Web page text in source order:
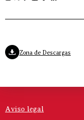
Zona de Descargas
Aviso legal